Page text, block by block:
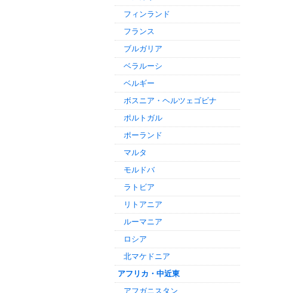
フィンランド
フランス
ブルガリア
ベラルーシ
ベルギー
ボスニア・ヘルツェゴビナ
ポルトガル
ポーランド
マルタ
モルドバ
ラトビア
リトアニア
ルーマニア
ロシア
北マケドニア
アフリカ・中近東
アフガニスタン